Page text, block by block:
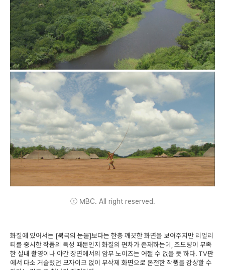
ⓒ MBC. All right reserved.
화질에 있어서는 [북극의 눈물]보다는 한층 깨끗한 화면을 보여주지만 리얼리
티를 중시한 작품의 특성 때문인지 화질의 편차가 존재하는데, 조도량이 부족
한 실내 촬영이나 야간 장면에서의 암부 노이즈는 어쩔 수 없을 듯 하다. TV판
에서 다소 거슬렸던 모자이크 없이 무삭제 화면으로 온전한 작품을 감상할 수